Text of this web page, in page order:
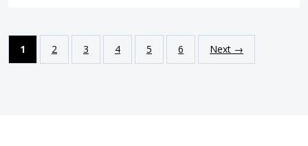
1 2 3 4 5 6 Next →